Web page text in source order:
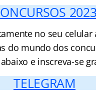
2023
no seu celular
do mundo dos
e inscreva-se
TELEGRAM